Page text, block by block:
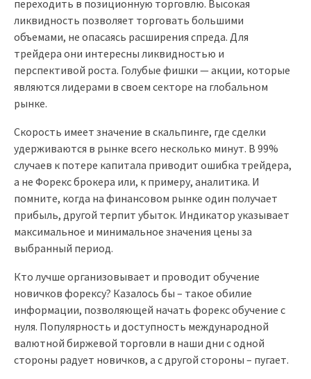
переходить в позиционную торговлю. Высокая
ликвидность позволяет торговать большими
объемами, не опасаясь расширения спреда. Для
трейдера они интересны ликвидностью и
перспективой роста. Голубые фишки — акции, которые
являются лидерами в своем секторе на глобальном
рынке.
Скорость имеет значение в скальпинге, где сделки
удерживаются в рынке всего несколько минут. В 99%
случаев к потере капитала приводит ошибка трейдера,
а не Форекс брокера или, к примеру, аналитика. И
помните, когда на финансовом рынке один получает
прибыль, другой терпит убыток. Индикатор указывает
максимальное и минимальное значения цены за
выбранный период.
Кто лучше организовывает и проводит обучение
новичков форексу? Казалось бы – такое обилие
информации, позволяющей начать форекс обучение с
нуля. Популярность и доступность международной
валютной биржевой торговли в наши дни с одной
стороны радует новичков, а с другой стороны – пугает.